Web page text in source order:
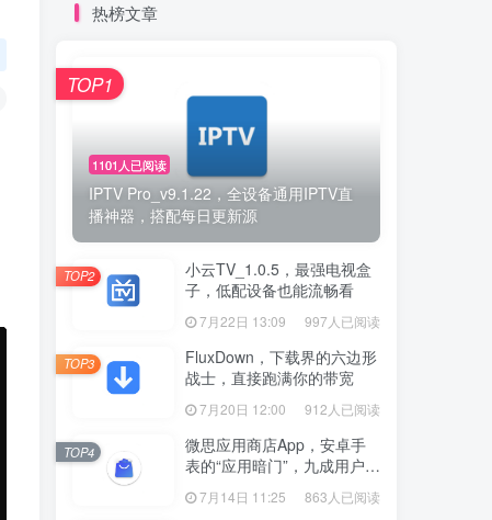
热榜文章
1101人已阅读
IPTV Pro_v9.1.22，全设备通用IPTV直
播神器，搭配每日更新源
TOP1
小云TV_1.0.5，最强电视盒
子，低配设备也能流畅看
7月22日 13:09 997人已阅读
TOP2
FluxDown，下载界的六边形
战士，直接跑满你的带宽
7月20日 12:00 912人已阅读
TOP3
微思应用商店App，安卓手
表的“应用暗门”，九成用户还
没发现
7月14日 11:25 863人已阅读
TOP4